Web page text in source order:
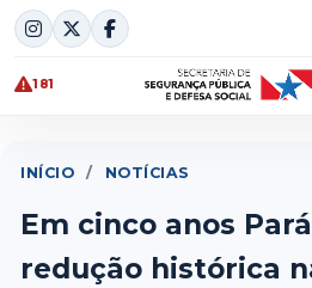
Skip
to
content
181
INÍCIO / NOTÍCIAS
Em cinco anos
redução histórica